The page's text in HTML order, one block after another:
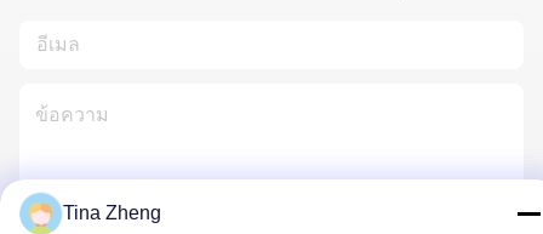
Tina Zheng